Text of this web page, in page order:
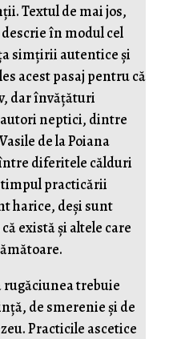
Textul de mai jos,
în modul cel
simțirii autentice și
acest pasaj pentru că
dar învățături
autori neptici, dintre
de la Poiana
diferitele călduri
practicării
harice, deși sunt
există și altele care
rugăciunea trebuie
de smerenie și de
Practicile ascetice